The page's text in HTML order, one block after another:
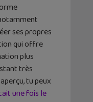
ses propres
qui offre
plus
très
tu peux
une fois le